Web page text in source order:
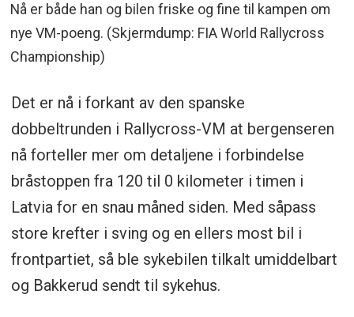
Nå er både han og bilen friske og fine til kampen om
nye VM-poeng. (Skjermdump: FIA World Rallycross
Championship)
Det er nå i forkant av den spanske
dobbeltrunden i Rallycross-VM at bergenseren
nå forteller mer om detaljene i forbindelse
bråstoppen fra 120 til 0 kilometer i timen i
Latvia for en snau måned siden. Med såpass
store krefter i sving og en ellers most bil i
frontpartiet, så ble sykebilen tilkalt umiddelbart
og Bakkerud sendt til sykehus.